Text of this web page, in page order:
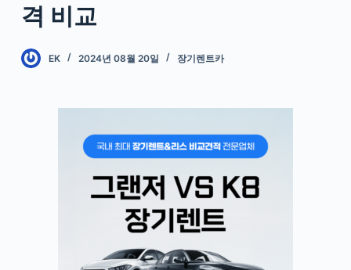
격 비교
EK 2024년 08월 20일 장기렌트카